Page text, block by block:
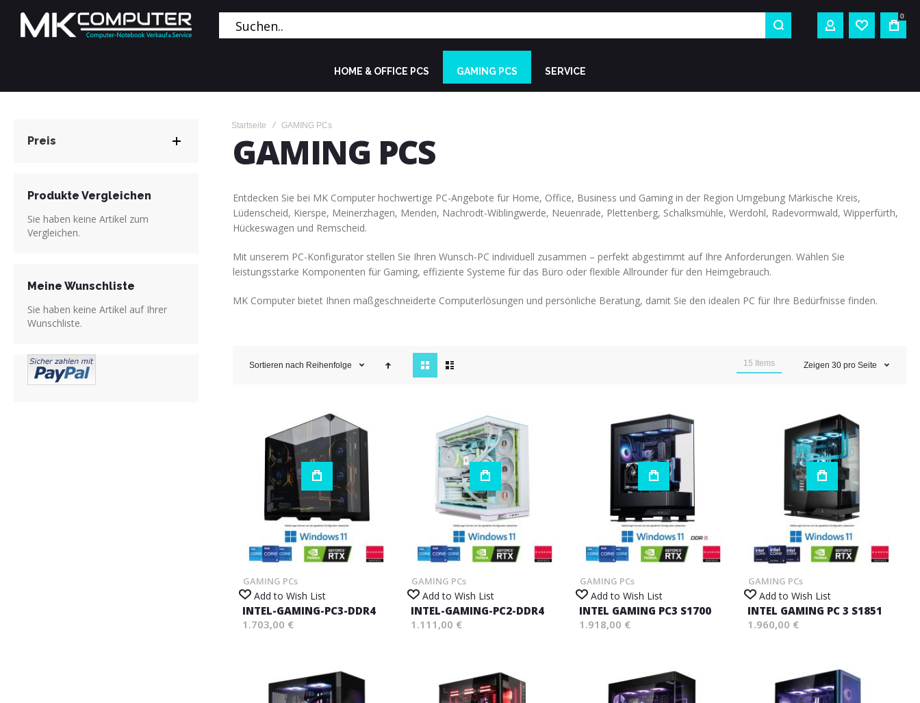
MEIN KONTO
0
HOME & OFFICE PCS GAMING PCS SERVICE
Startseite GAMING PCs
GAMING PCS
Entdecken Sie bei MK Computer hochwertige PC-Angebote für Home, Office, Business und Gaming in der Region Umgebung Märkische Kreis,
Lüdenscheid, Kierspe, Meinerzhagen, Menden, Nachrodt-Wiblingwerde, Neuenrade, Plettenberg, Schalksmühle, Werdohl, Radevormwald, Wipperfürth,
Hückeswagen und Remscheid.
Mit unserem PC-Konfigurator stellen Sie Ihren Wunsch-PC individuell zusammen – perfekt abgestimmt auf Ihre Anforderungen. Wählen Sie
leistungsstarke Komponenten für Gaming, effiziente Systeme für das Büro oder flexible Allrounder für den Heimgebrauch.
MK Computer bietet Ihnen maßgeschneiderte Computerlösungen und persönliche Beratung, damit Sie den idealen PC für Ihre Bedürfnisse finden.
Sortieren nach Reihenfolge
as
15 Items Zeigen 30 pro Seite
GAMING PCs
Add to Wish List
INTEL-GAMING-PC3-DDR4
1.703,00 €
GAMING PCs
Add to Wish List
INTEL-GAMING-PC2-DDR4
1.111,00 €
GAMING PCs
Add to Wish List
INTEL GAMING PC3 S1700
1.918,00 €
GAMING PCs
Add to Wish List
INTEL GAMING PC 3 S1851
1.960,00 €
Preis
Produkte Vergleichen
Sie haben keine Artikel zum
Vergleichen.
Meine Wunschliste
Sie haben keine Artikel auf Ihrer
Wunschliste.